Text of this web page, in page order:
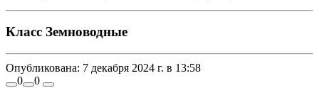
Класс Земноводные
Опубликована: 7 декабря 2024 г. в 13:58
0
0